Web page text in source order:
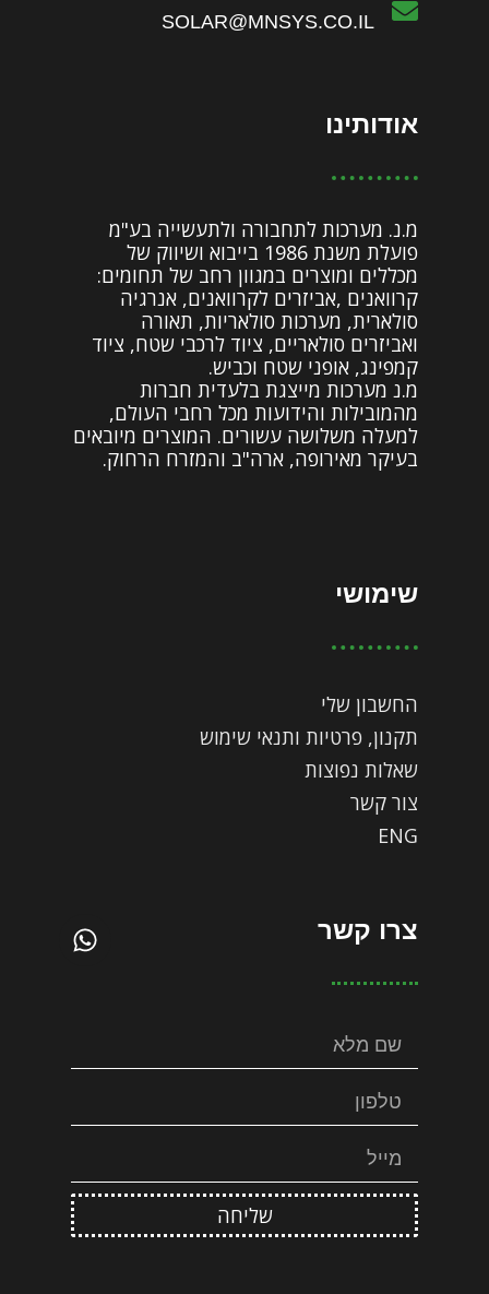
SOLAR@MNSYS.CO.IL
אודותינו
מ.נ. מערכות לתחבורה ולתעשייה בע"מ
פועלת משנת 1986 בייבוא ושיווק של
מכללים ומוצרים במגוון רחב של תחומים:
קרוואנים ,אביזרים לקרוואנים, אנרגיה
סולארית, מערכות סולאריות, תאורה
ואביזרים סולאריים, ציוד לרכבי שטח, ציוד
קמפינג, אופני שטח וכביש.
מ.נ מערכות מייצגת בלעדית חברות
מהמובילות והידועות מכל רחבי העולם,
למעלה משלושה עשורים. המוצרים מיובאים
בעיקר מאירופה, ארה"ב והמזרח הרחוק.
שימושי
החשבון שלי
תקנון, פרטיות ותנאי שימוש
שאלות נפוצות
צור קשר
ENG
צרו קשר
שליחה